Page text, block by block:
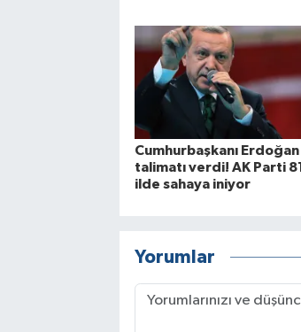
Cumhurbaşkanı Erdoğan
talimatı verdi! AK Parti 81
ilde sahaya iniyor
Yorumlar